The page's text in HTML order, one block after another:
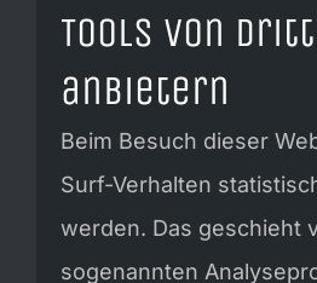
Tools von
anbietern
Beim Besuch dieser
Surf-Verhalten
werden. Das geschieht
sogenannten